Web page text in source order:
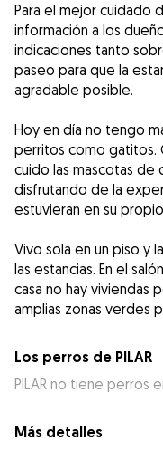
Para el mejor cuidado
información a los
indicaciones tanto
paseo para que la
agradable posible.
Hoy en día no tengo
perritos como gatitos.
cuido las mascotas de
disfrutando de la
estuvieran en su
Vivo sola en un piso y
las estancias. En el
casa no hay viviendas
amplias zonas verdes
Los perros de PILAR
PILAR no tiene perros
Más detalles